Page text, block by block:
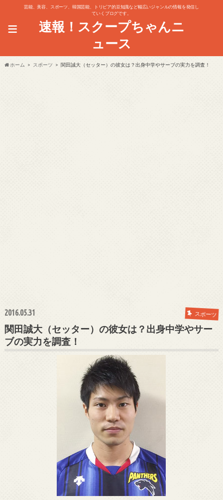
芸能、美容、スポーツ、韓国芸能、トリビア的豆知識など幅広いジャンルの情報を発信し
ていくブログです。
速報！スクープちゃんニ
ュース
≡
ホーム スポーツ 関田誠大（セッター）の彼女は？出身中学やサーブの実力を調査！
2016.05.31 スポーツ
関田誠大（セッター）の彼女は？出身中学やサー
ブの実力を調査！